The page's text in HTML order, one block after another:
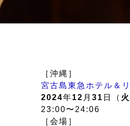
［沖縄］
宮古島東急ホテル＆
2024年12 月 31 日（ 火
23:00〜24:06
［会場］